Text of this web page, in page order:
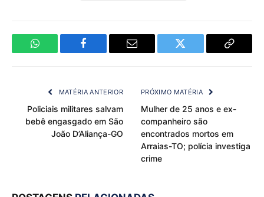
WhatsApp Facebook Email Twitter
Copy
MATÉRIA ANTERIOR
Policiais militares salvam
bebê engasgado em São
João D’Aliança-GO
PRÓXIMO MATÉRIA
Mulher de 25 anos e ex-
companheiro são
encontrados mortos em
Arraias-TO; polícia investiga
crime